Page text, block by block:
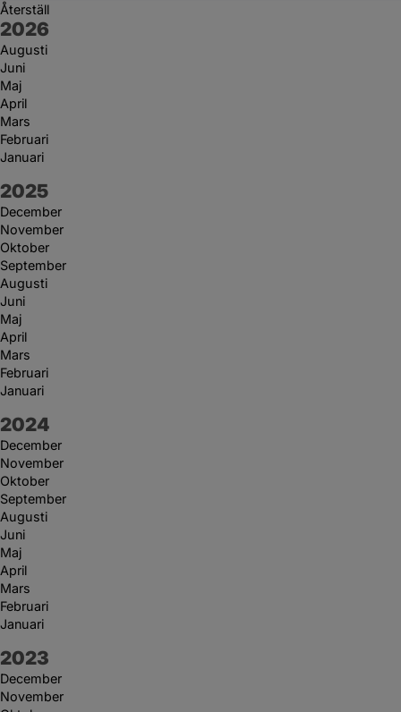
Återställ
År:
2026
Augusti
Juni
Maj
April
Mars
Februari
Januari
År:
2025
December
November
Oktober
September
Augusti
Juni
Maj
April
Mars
Februari
Januari
År:
2024
December
November
Oktober
September
Augusti
Juni
Maj
April
Mars
Februari
Januari
År:
2023
December
November